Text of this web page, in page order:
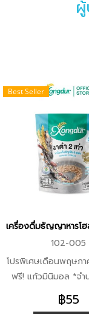
Best Seller
เครื่องดื่มธัญญาหารโ
102-005
โปรพิเศษเดือนพฤษภ
ฟรี! แก้วมินิมอล *จำ
งาดำ 2 เท่า และธัญ
แบบเต็มเมล็ด ไม่ขัด
฿55